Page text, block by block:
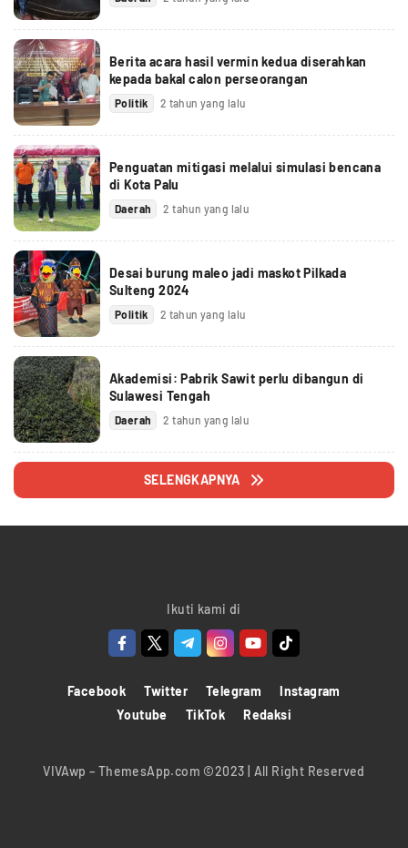
Berita acara hasil vermin kedua diserahkan
kepada bakal calon perseorangan
Politik 2 tahun yang lalu
Penguatan mitigasi melalui simulasi bencana
di Kota Palu
Daerah 2 tahun yang lalu
Desai burung maleo jadi maskot Pilkada
Sulteng 2024
Politik 2 tahun yang lalu
Akademisi: Pabrik Sawit perlu dibangun di
Sulawesi Tengah
Daerah 2 tahun yang lalu
SELENGKAPNYA
Ikuti kami di
Facebook Twitter Telegram
Instagram
Youtube
TikTok Redaksi
VIVAwp – ThemesApp.com ©2023 | All Right Reserved